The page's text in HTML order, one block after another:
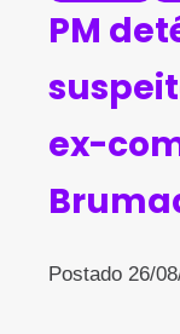
PM
ex-
Postado 26/